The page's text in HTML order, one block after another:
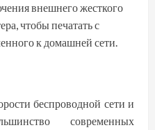
внешнего жесткого
чтобы печатать с
к домашней сети.
беспроводной сети и
современных